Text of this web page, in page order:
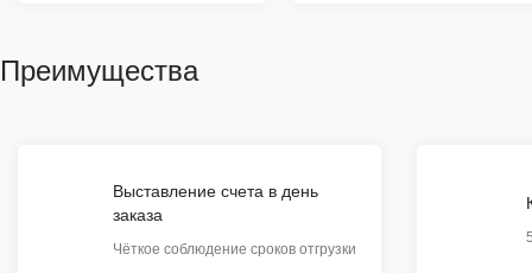
Преимущества
Выставление счета в день
заказа
Чёткое соблюдение сроков отгрузки